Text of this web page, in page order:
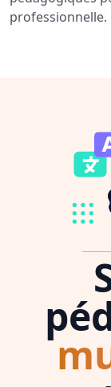
professionnelle.